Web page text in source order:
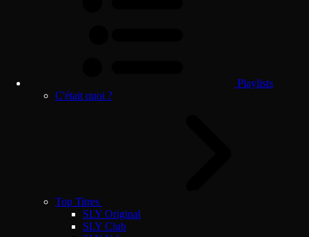
Playlists
C'était quoi ?
Top Titres
SLY Original
SLY Club